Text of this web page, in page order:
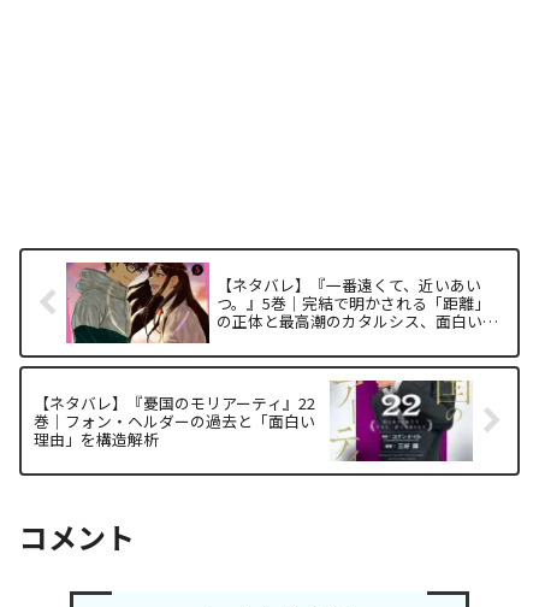
【ネタバレ】『一番遠くて、近いあい
つ。』5巻｜完結で明かされる「距離」
の正体と最高潮のカタルシス、面白い理
【ネタバレ】『憂国のモリアーティ』22
巻｜フォン・ヘルダーの過去と「面白い
理由」を構造解析
コメント